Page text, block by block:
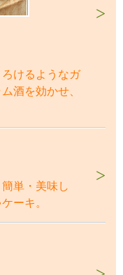
けるようなガ
酒を効かせ、
単・美味し
ーキ。